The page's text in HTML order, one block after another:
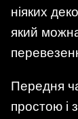
ніяких
який
Передня
простою і